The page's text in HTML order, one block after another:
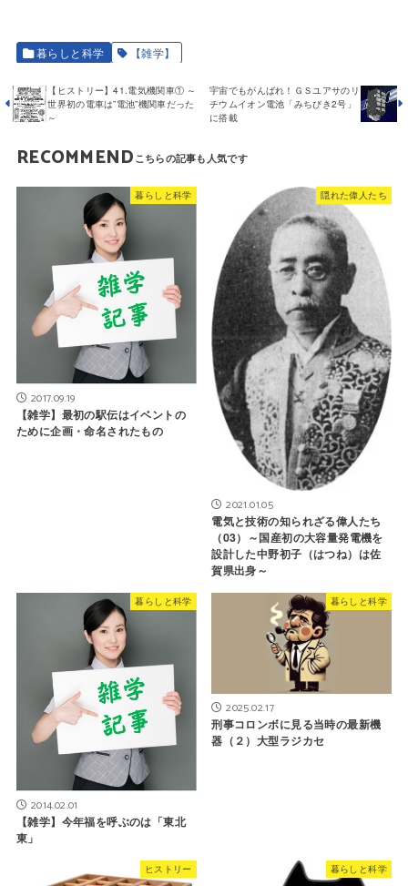
暮らしと科学 【雑学】
宇宙でもがんばれ！ＧＳユアサのリ
チウムイオン電池「みちびき2号」
に搭載
【ヒストリー】41.電気機関車① ～
世界初の電車は”電池”機関車だった
～
RECOMMEND
暮らしと科学
2017.09.19
【雑学】最初の駅伝はイベントの
ために企画・命名されたもの
隠れた偉人たち
2021.01.05
電気と技術の知られざる偉人たち
（03）～国産初の大容量発電機を
設計した中野初子（はつね）は佐
賀県出身～
暮らしと科学
2014.02.01
【雑学】今年福を呼ぶのは「東北
東」
暮らしと科学
2025.02.17
刑事コロンボに見る当時の最新機
器（２）大型ラジカセ
ヒストリー 暮らしと科学